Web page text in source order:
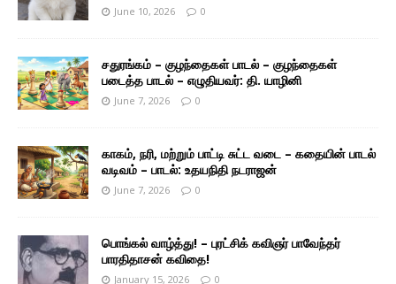
June 10, 2026 0
சதுரங்கம் – குழந்தைகள் பாடல் – குழந்தைகள்
படைத்த பாடல் – எழுதியவர்: தி. யாழினி
June 7, 2026 0
காகம், நரி, மற்றும் பாட்டி சுட்ட வடை – கதையின் பாடல்
வடிவம் – பாடல்: உதயநிதி நடராஜன்
June 7, 2026 0
பொங்கல் வாழ்த்து! – புரட்சிக் கவிஞர் பாவேந்தர்
பாரதிதாசன் கவிதை!
January 15, 2026 0